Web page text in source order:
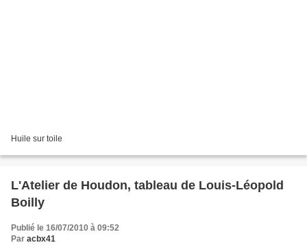
Huile sur toile
L'Atelier de Houdon, tableau de Louis-Léopold
Boilly
Publié le 16/07/2010 à 09:52
Par acbx41